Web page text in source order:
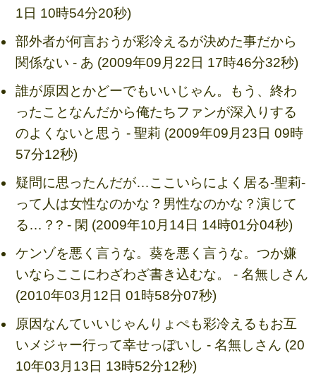
1日 10時54分20秒)
部外者が何言おうが彩冷えるが決めた事だから
関係ない - あ (2009年09月22日 17時46分32秒)
誰が原因とかどーでもいいじゃん。もう、終わ
ったことなんだから俺たちファンが深入りする
のよくないと思う - 聖莉 (2009年09月23日 09時
57分12秒)
疑問に思ったんだが…ここいらによく居る-聖莉-
って人は女性なのかな？男性なのかな？演じて
る…？? - 閑 (2009年10月14日 14時01分04秒)
ケンゾを悪く言うな。葵を悪く言うな。つか嫌
いならここにわざわざ書き込むな。 - 名無しさん
(2010年03月12日 01時58分07秒)
原因なんていいじゃんりょぺも彩冷えるもお互
いメジャー行って幸せっぽいし - 名無しさん (20
10年03月13日 13時52分12秒)